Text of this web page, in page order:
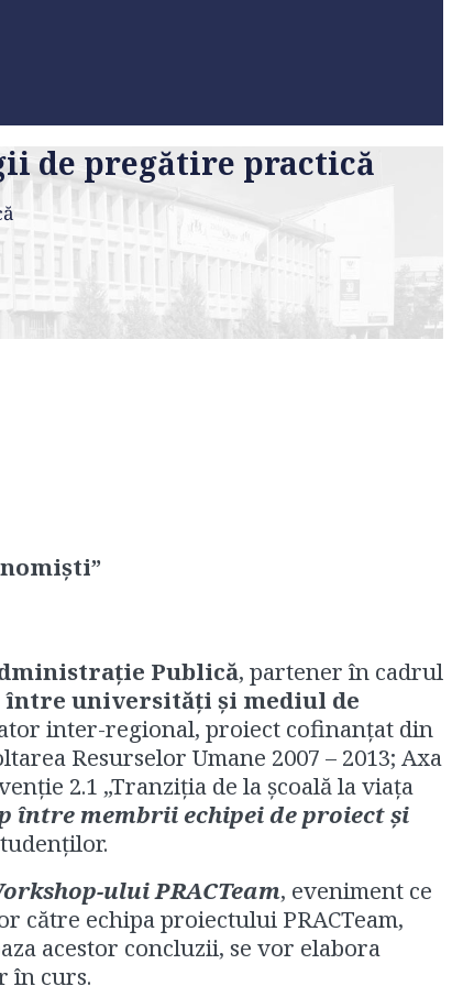
de pregătire practică
Publică, partener în cadrul
între universităţi şi mediul de
inter-regional, proiect cofinanţat din
Resurselor Umane 2007 – 2013; Axa
2.1 „Tranziţia de la şcoală la viaţa
membrii echipei de proiect şi
ului PRACTeam, eveniment ce
către echipa proiectului PRACTeam,
acestor concluzii, se vor elabora
în curs.